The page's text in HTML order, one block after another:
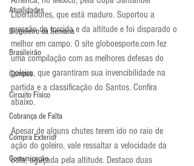
Atualidades
Blogoleiro da Semana
Brasileirão
Campus
Circuito Físico
Cobrança de Falta
Compra Exterior
Comunicação
Libertadores, que está maduro. Suportou a
pressão da torcida e da altitude e foi disparado o
melhor em campo. O site globoesporte.com fez
uma compilação com as melhores defesas do
goleiro, que garantiram sua invencibilidade na
partida e a classificação do Santos. Confira
abaixo.
Apesar de alguns chutes terem ido no raio de
ação do goleiro, vale ressaltar a velocidade da
bola, aguçada pela altitude. Destaco duas